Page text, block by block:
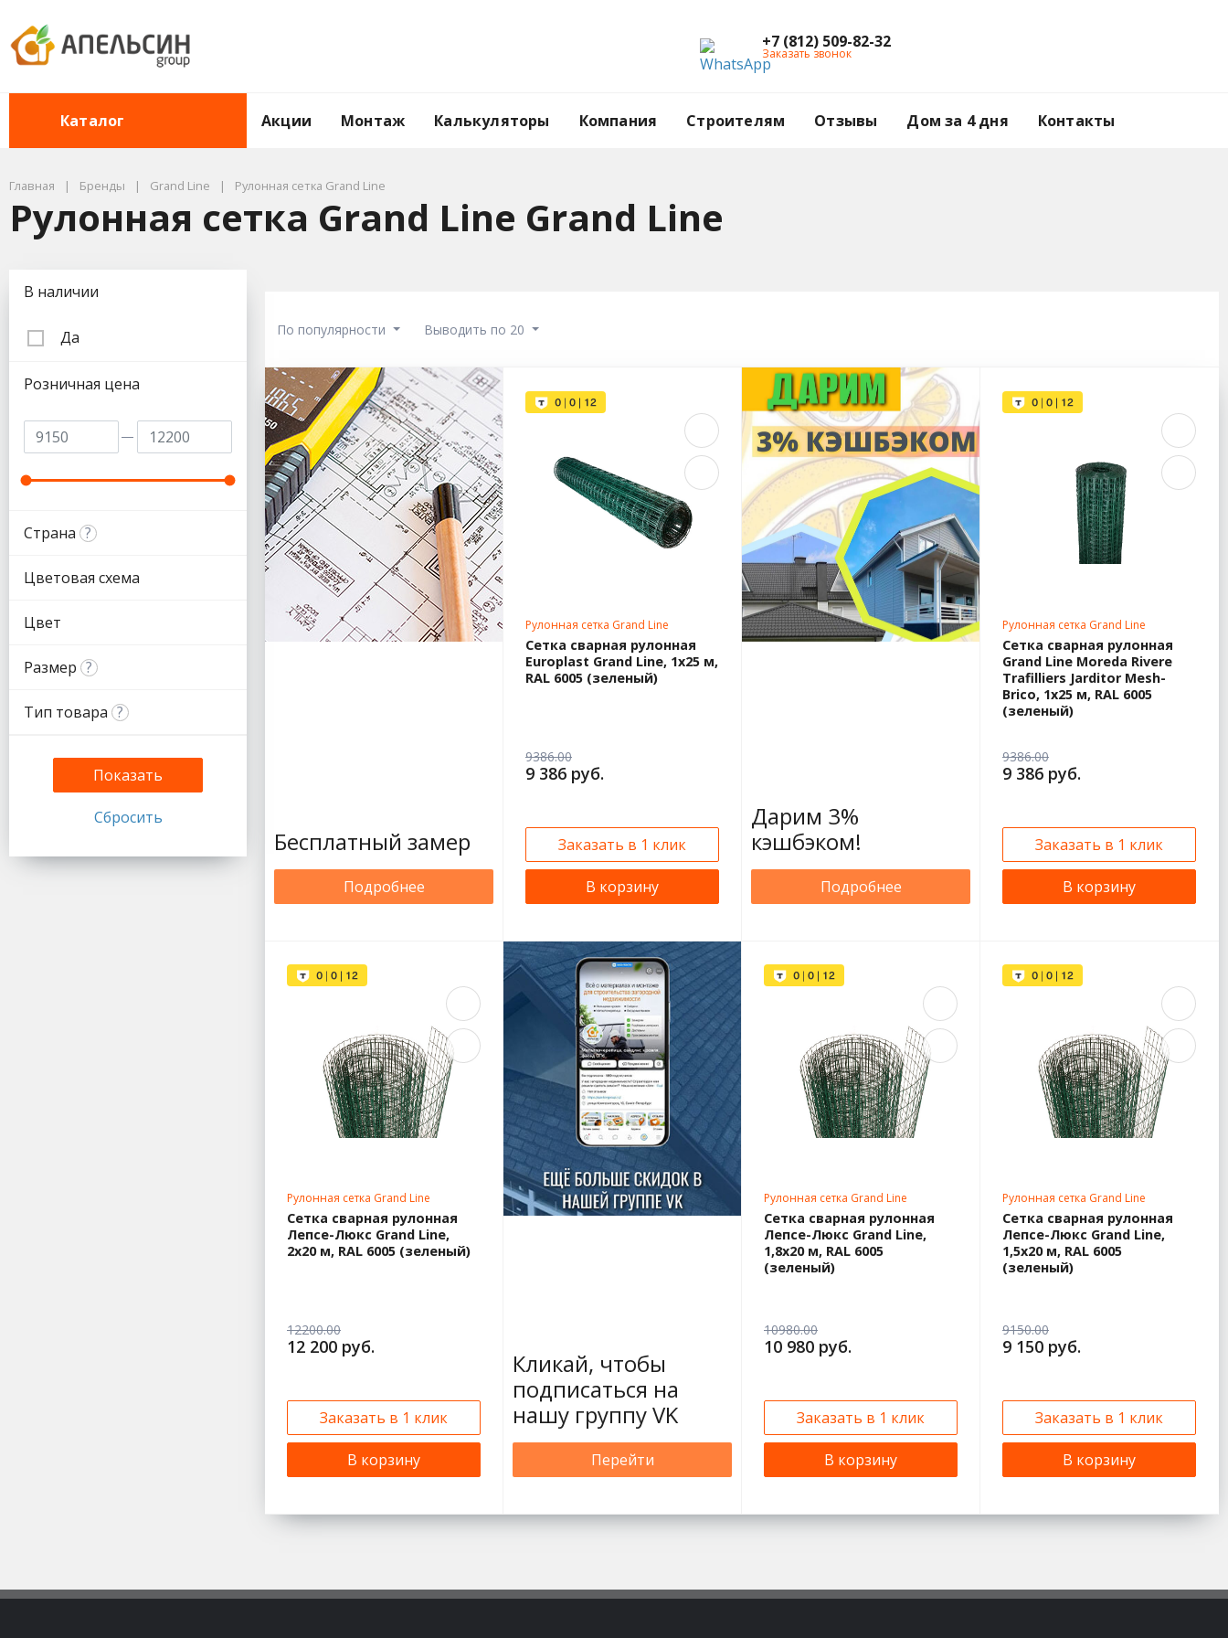
+7 (812) 509-82-32
Заказать звонок
Каталог Акции Монтаж Калькуляторы Компания Строителям Отзывы Дом за 4 дня Контакты
Главная Бренды Grand Line Рулонная сетка Grand Line
Рулонная сетка Grand Line Grand Line
По популярности Выводить по 20
Бесплатный замер
Подробнее
Рулонная сетка Grand Line
Сетка сварная рулонная
Europlast Grand Line, 1х25 м,
RAL 6005 (зеленый)
9386.00
9 386 руб.
Заказать в 1 клик
В корзину
Дарим 3%
кэшбэком!
Подробнее
Рулонная сетка Grand Line
Сетка сварная рулонная
Grand Line Moreda Rivere
Trafilliers Jarditor Mesh-
Brico, 1х25 м, RAL 6005
(зеленый)
9386.00
9 386 руб.
Заказать в 1 клик
В корзину
Рулонная сетка Grand Line
Сетка сварная рулонная
Лепсе-Люкс Grand Line,
2х20 м, RAL 6005 (зеленый)
12200.00
12 200 руб.
Заказать в 1 клик
В корзину
Кликай, чтобы
подписаться на
нашу группу VK
Перейти
Рулонная сетка Grand Line
Сетка сварная рулонная
Лепсе-Люкс Grand Line,
1,8х20 м, RAL 6005
(зеленый)
10980.00
10 980 руб.
Заказать в 1 клик
В корзину
Рулонная сетка Grand Line
Сетка сварная рулонная
Лепсе-Люкс Grand Line,
1,5х20 м, RAL 6005
(зеленый)
9150.00
9 150 руб.
Заказать в 1 клик
В корзину
Подбор параметров
В наличии
Да
Розничная цена
Страна ?
Цветовая схема
Цвет
Размер ?
Тип товара ?